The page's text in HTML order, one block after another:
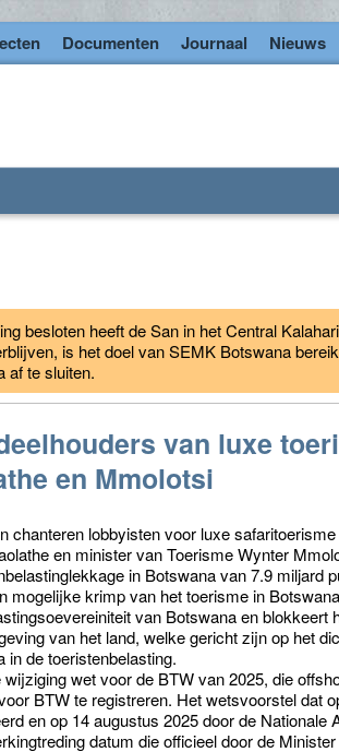
Documenten Journaal Nieuws
besloten heeft de San in het Central
is het doel van SEMK Botswana
af te sluiten.
van luxe
en Mmolotsi
chanteren lobbyisten voor luxe
en minister van Toerisme Wynter
in Botswana van 7.9 miljard
mogelijke krimp van het toerisme in
van Botswana en blokkeert
van het land, welke gericht zijn op het
in de toeristenbelasting.
wet voor de BTW van 2025, die
BTW te registreren. Het wetsvoorstel dat
en op 14 augustus 2025 door de Nationale
datum die officieel door de